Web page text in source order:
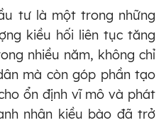
tư là một trong những
kiều hối liên tục tăng
nhiều năm, không chỉ
mà còn góp phần tạo
ổn định vĩ mô và phát
nhân kiều bào đã trở